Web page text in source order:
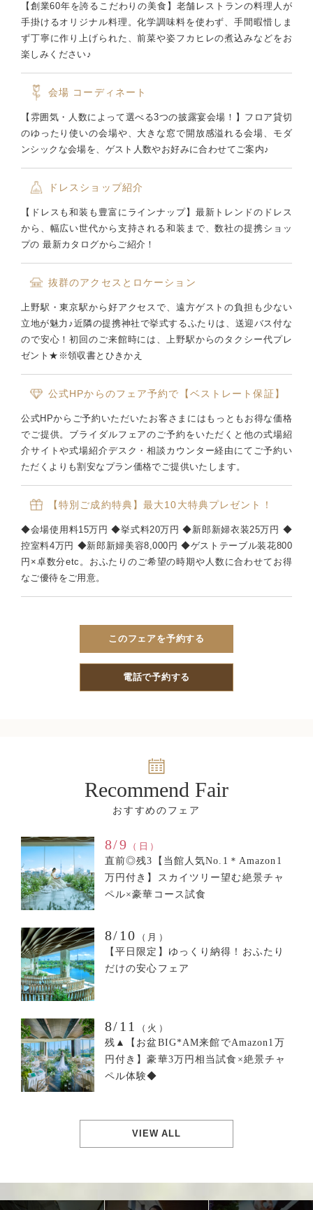
【創業60年を誇るこだわりの美食】老舗レストランの料理人が
手掛けるオリジナル料理。化学調味料を使わず、手間暇惜しま
ず丁寧に作り上げられた、前菜や姿フカヒレの煮込みなどをお
楽しみください♪
会場 コーディネート
【雰囲気・人数によって選べる3つの披露宴会場！】フロア貸切
のゆったり使いの会場や、大きな窓で開放感溢れる会場、モダ
ンシックな会場を、ゲスト人数やお好みに合わせてご案内♪
ドレスショップ紹介
【ドレスも和装も豊富にラインナップ】最新トレンドのドレス
から、幅広い世代から支持される和装まで、数社の提携ショッ
プの 最新カタログからご紹介！
抜群のアクセスとロケーション
上野駅・東京駅から好アクセスで、遠方ゲストの負担も少ない
立地が魅力♪近隣の提携神社で挙式するふたりは、送迎バス付な
ので安心！初回のご来館時には、上野駅からのタクシー代プレ
ゼント★※領収書とひきかえ
公式HPからのフェア予約で【ベストレート保証】
公式HPからご予約いただいたお客さまにはもっともお得な価格
でご提供。ブライダルフェアのご予約をいただくと他の式場紹
介サイトや式場紹介デスク・相談カウンター経由にてご予約い
ただくよりも割安なプラン価格でご提供いたします。
【特別ご成約特典】最大10大特典プレゼント！
◆会場使用料15万円 ◆挙式料20万円 ◆新郎新婦衣装25万円 ◆
控室料4万円 ◆新郎新婦美容8,000円 ◆ゲストテーブル装花800
円×卓数分etc。おふたりのご希望の時期や人数に合わせてお得
なご優待をご用意。
このフェアを予約する
電話で予約する
Recommend Fair
8/9
（日）
直前◎残3【当館人気No.1＊Amazon1
万円付き】スカイツリー望む絶景チャ
ペル×豪華コース試食
8/10
（月）
【平日限定】ゆっくり納得！おふたり
だけの安心フェア
8/11
（火）
残▲【お盆BIG*AM来館でAmazon1万
円付き】豪華3万円相当試食×絶景チャ
ペル体験◆
VIEW ALL